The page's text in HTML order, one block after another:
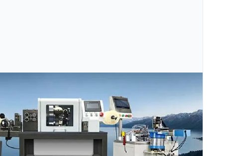
Hành Trình Của Một Món Trang Sức Từ Bản Phác
chỉ đơn thuần là sự kết hợp tuyệt đẹp giữa kim loại quý
cho kỹ nghệ chế tác đầy tỉ mỉ. Bạn đã b...